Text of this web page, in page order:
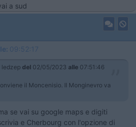
a sud
09:52:17
ledzep del 02/05/2023 alle 07:51:46
il Moncenisio. Il Monginevro va
se vai su google maps e digiti
e Cherbourg con l'opzione di